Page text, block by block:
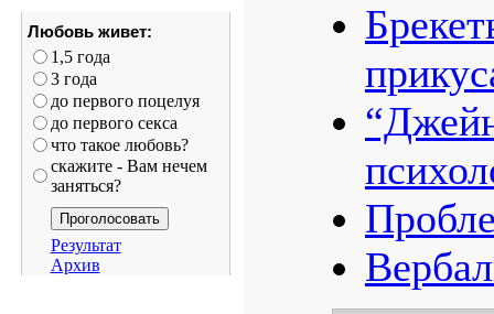
Любовь живет:
1,5 года
3 года
до первого поцелуя
до первого секса
что такое любовь?
скажите - Вам нечем
заняться?
Результат
Архив